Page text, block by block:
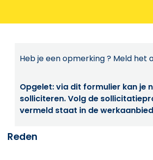
Heb je een opmerking ? Meld het
Opgelet: via dit formulier kan je
solliciteren. Volg de
vermeld staat in de
Reden